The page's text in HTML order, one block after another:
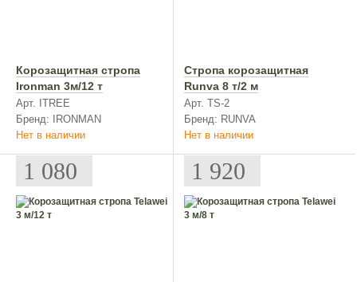
Корозащитная стропа
Ironman 3м/12 т
Арт. ITREE
Бренд: IRONMAN
Нет в наличии
Стропа корозащитная
Runva 8 т/2 м
Арт. TS-2
Бренд: RUNVA
Нет в наличии
1 080 1 920